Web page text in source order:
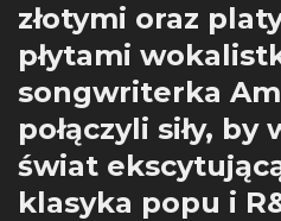
złotymi oraz
płytami
songwriterka
połączyli siły, by
świat
klasyka popu i